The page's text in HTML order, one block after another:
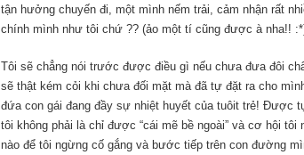
tận hưởng chuyến đi, một mình nếm trải, cảm nhận rất
chính mình như tôi chứ ?? (ảo một tí cũng được à nha!!
Tôi sẽ chẳng nói trước được điều gì nếu chưa đưa đôi
sẽ thật kém cỏi khi chưa đối mặt mà đã tự đặt ra cho
đứa con gái đang đầy sự nhiệt huyết của tuôit trẻ! Được
tôi không phải là chỉ được “cái mẽ bề ngoài” và cơ hội
nào để tôi ngừng cố gắng và bước tiếp trên con đường